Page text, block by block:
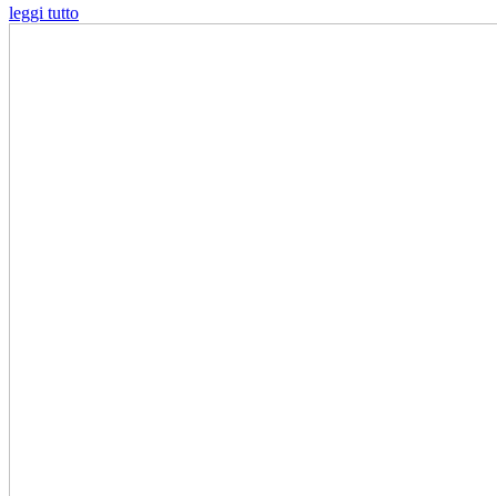
leggi tutto